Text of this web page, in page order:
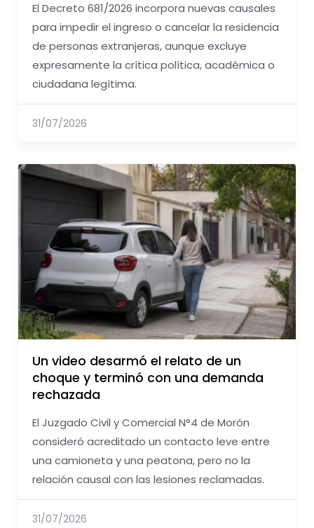
El Decreto 681/2026 incorpora nuevas causales
para impedir el ingreso o cancelar la residencia
de personas extranjeras, aunque excluye
expresamente la crítica política, académica o
ciudadana legítima.
31/07/2026
Un video desarmó el relato de un
choque y terminó con una demanda
rechazada
El Juzgado Civil y Comercial N°4 de Morón
consideró acreditado un contacto leve entre
una camioneta y una peatona, pero no la
relación causal con las lesiones reclamadas.
31/07/2026